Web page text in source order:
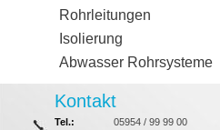
Rohrleitungen
Isolierung
Abwasser Rohrsysteme
Kontakt
Tel.:
05954 / 99 99 00